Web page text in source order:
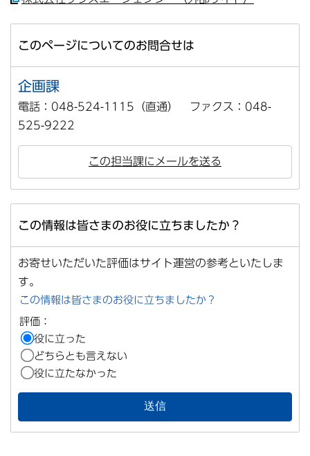
このページについてのお問合せは
企画課
電話：048-524-1115（直通） ファクス：048-
525-9222
この担当課にメールを送る
この情報は皆さまのお役に立ちましたか？
お寄せいただいた評価はサイト運営の参考といたしま
す。
この情報は皆さまのお役に立ちましたか？
評価：
役に立った
どちらとも言えない
役に立たなかった